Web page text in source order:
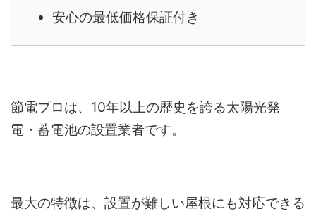
安心の最低価格保証付き
節電プロは、10年以上の歴史を誇る太陽光発
電・蓄電池の設置業者です。
最大の特徴は、設置が難しい屋根にも対応できる